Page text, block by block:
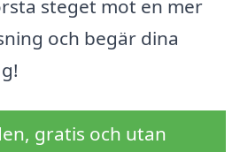
steget mot en mer
och begär dina
gratis och utan